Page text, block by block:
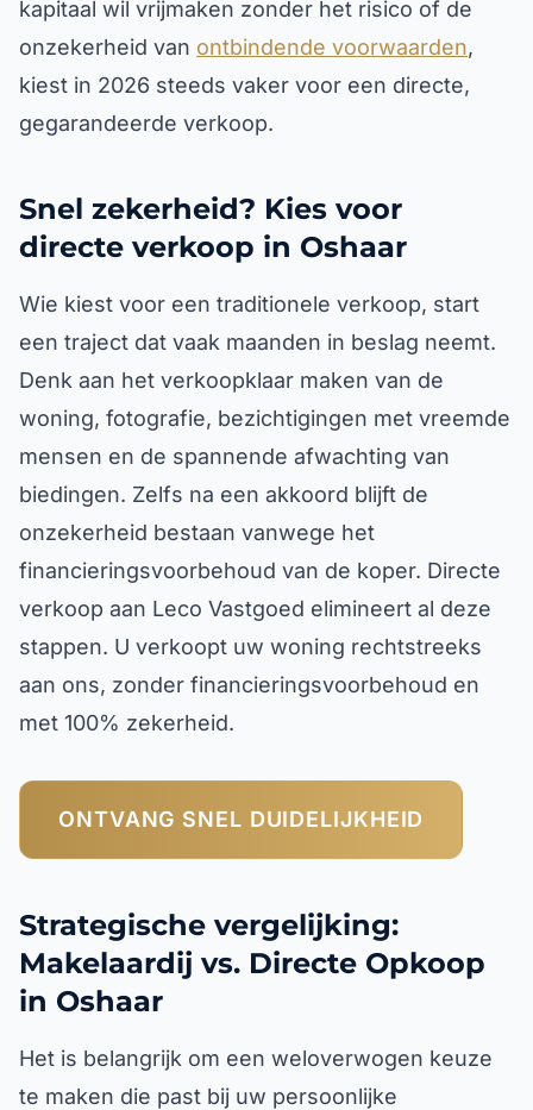
kapitaal wil vrijmaken zonder het risico of de
onzekerheid van ontbindende voorwaarden,
kiest in 2026 steeds vaker voor een directe,
gegarandeerde verkoop.
Snel zekerheid? Kies voor
directe verkoop in Oshaar
Wie kiest voor een traditionele verkoop, start
een traject dat vaak maanden in beslag neemt.
Denk aan het verkoopklaar maken van de
woning, fotografie, bezichtigingen met vreemde
mensen en de spannende afwachting van
biedingen. Zelfs na een akkoord blijft de
onzekerheid bestaan vanwege het
financieringsvoorbehoud van de koper. Directe
verkoop aan Leco Vastgoed elimineert al deze
stappen. U verkoopt uw woning rechtstreeks
aan ons, zonder financieringsvoorbehoud en
met 100% zekerheid.
ONTVANG SNEL DUIDELIJKHEID
Strategische vergelijking:
Makelaardij vs. Directe Opkoop
in Oshaar
Het is belangrijk om een weloverwogen keuze
te maken die past bij uw persoonlijke